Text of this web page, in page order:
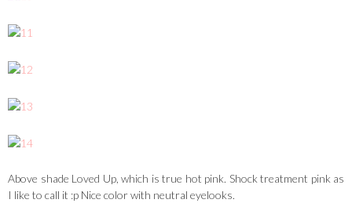
Above shade Loved Up, which is true hot pink. Shock treatment pink as
I like to call it :p Nice color with neutral eyelooks.